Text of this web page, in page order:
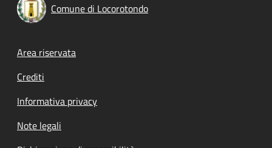
Comune di Locorotondo
Footer menu
Area riservata
Crediti
Informativa privacy
Note legali